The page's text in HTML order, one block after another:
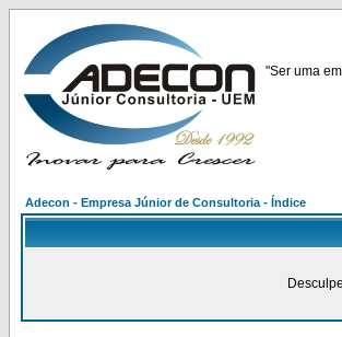
"Ser uma
Adecon - Empresa Júnior de Consultoria - Índice